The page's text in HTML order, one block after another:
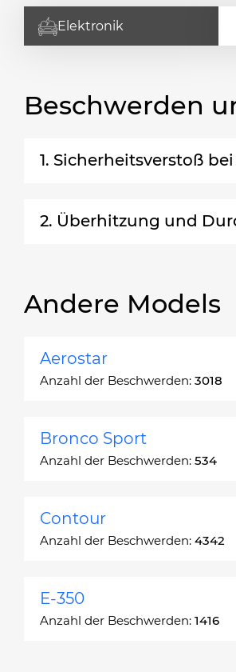
Elektronik
Beschwerden
1. Sicherheitsverstoß
2. Überhitzung und
Andere Models
Aerostar
Anzahl der Beschwerden: 3018
Bronco Sport
Anzahl der Beschwerden: 534
Contour
Anzahl der Beschwerden: 4342
E-350
Anzahl der Beschwerden: 1416